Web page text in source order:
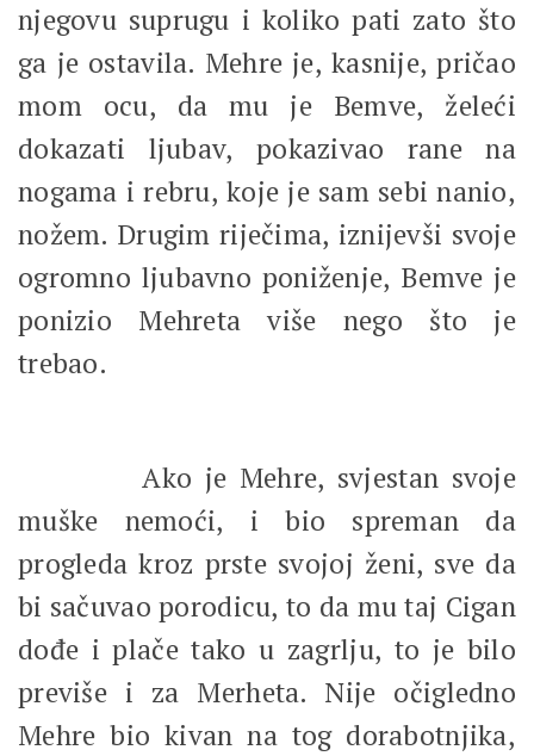
njegovu suprugu i koliko pati zato što
ga je ostavila. Mehre je, kasnije, pričao
mom ocu, da mu je Bemve, želeći
dokazati ljubav, pokazivao rane na
nogama i rebru, koje je sam sebi nanio,
nožem. Drugim riječima, iznijevši svoje
ogromno ljubavno poniženje, Bemve je
ponizio Mehreta više nego što je
trebao.
Ako je Mehre, svjestan svoje
muške nemoći, i bio spreman da
progleda kroz prste svojoj ženi, sve da
bi sačuvao porodicu, to da mu taj Cigan
dođe i plače tako u zagrlju, to je bilo
previše i za Merheta. Nije očigledno
Mehre bio kivan na tog dorabotnjika,